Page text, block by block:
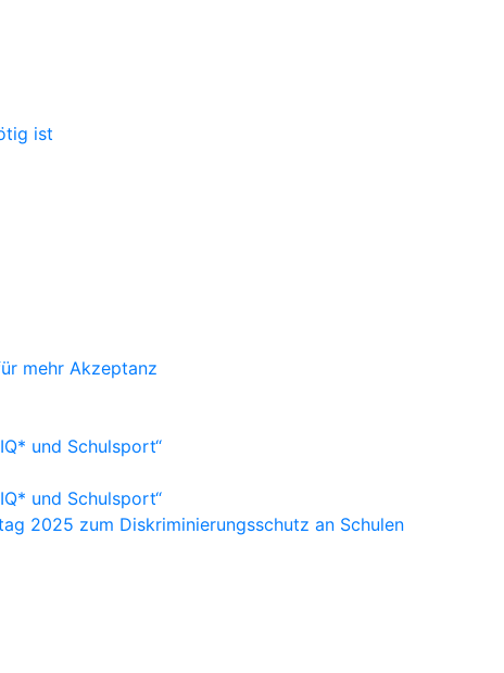
ist
mehr Akzeptanz
und Schulsport“
und Schulsport“
2025 zum Diskriminierungsschutz an Schulen